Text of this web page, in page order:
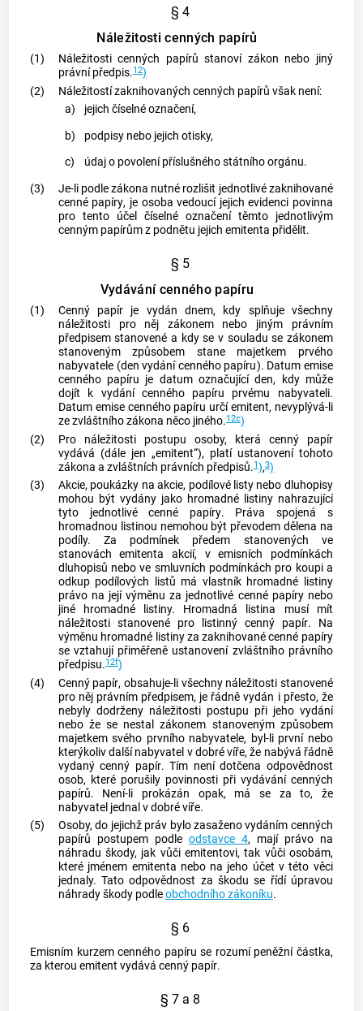
§ 4
Náležitosti cenných papírů
(1) Náležitosticenných papírů stanoví zákon nebo jiný
právní předpis.12)
(2)
Náležitostí zaknihovaných cenných papírů však není:
a)
jejich číselné označení,
b)
podpisy nebo jejich otisky,
c)
údaj o povolení příslušného státního orgánu.
(3)
Je-li podle zákona nutné rozlišit jednotlivé zaknihované
cenné papíry, je osoba vedoucí jejich evidenci povinna
pro tento účel číselné označení těmto jednotlivým
cenným papírůmz podnětu jejich emitenta přidělit.
§ 5
Vydávání cenného papíru
(1) Cenný papír je vydán dnem, kdy splňuje všechny
náležitosti pro něj zákonem nebo jiným právním
předpisem stanovené a kdy se v souladu se zákonem
stanoveným způsobem stane majetkem prvého
nabyvatele (den vydánícenného papíru). Datum emise
cenného papíru je datum označující den, kdy může
dojít k vydání cenného papíru prvému nabyvateli.
Datum emise cenného papíru určí emitent, nevyplývá-li
ze zvláštního zákona něco jiného.12c)
(2)
Pro náležitosti postupu osoby, která cenný papír
vydává (dále jen „emitent“), platí ustanovení tohoto
zákona a zvláštních právních předpisů.1),3)
(3)
Akcie, poukázky naakcie, podílové listy nebo dluhopisy
mohou být vydány jako hromadné listiny nahrazující
tyto jednotlivécenné papíry. Práva spojená s
hromadnou listinou nemohou být převodem dělena na
podíly. Za podmínek předem stanovených ve
stanovách emitentaakcií, v emisních podmínkách
dluhopisů nebo ve smluvních podmínkách pro koupi a
odkup podílových listů má vlastník hromadné listiny
právo na její výměnu za jednotlivé cenné papírynebo
jiné hromadné listiny. Hromadná listina musí mít
náležitosti stanovené pro listinný cenný papír. Na
výměnu hromadné listiny za zaknihovanécenné papíry
se vztahují přiměřeně ustanovení zvláštního právního
předpisu.12f)
(4)
Cenný papír, obsahuje-li všechny náležitosti stanovené
pro něj právním předpisem, je řádně vydán i přesto, že
nebyly dodrženy náležitosti postupu při jeho vydání
nebo že se nestal zákonem stanoveným způsobem
majetkem svého prvního nabyvatele, byl-li první nebo
kterýkoliv další nabyvatel v dobré víře, že nabývá řádně
vydanýcenný papír. Tím není dotčena odpovědnost
osob, které porušily povinnosti při vydávání cenných
papírů. Není-li prokázán opak, má se za to, že
nabyvatel jednal v dobré víře.
(5)
Osoby, do jejichž práv bylo zasaženo vydáním cenných
papírů postupem podle odstavce 4, mají právo na
náhradu škody, jak vůči emitentovi, tak vůči osobám,
které jménem emitenta nebo na jeho účet v této věci
jednaly. Tato odpovědnost za škodu se řídí úpravou
náhrady škody podleobchodního zákoníku.
§ 6
Emisním kurzemcenného papíru se rozumí peněžní částka,
za kterou emitent vydávácenný papír.
§ 7 a 8